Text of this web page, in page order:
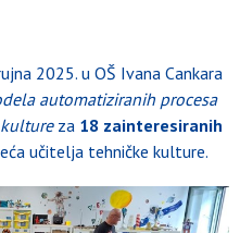
2025. u OŠ Ivana Cankara
automatiziranih procesa
za 18 zainteresiranih
učitelja tehničke kulture.